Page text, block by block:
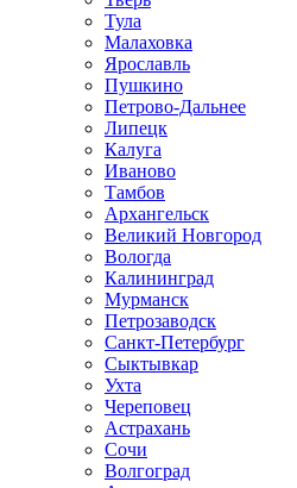
Тула
Малаховка
Ярославль
Пушкино
Петрово-Дальнее
Липецк
Калуга
Иваново
Тамбов
Архангельск
Великий Новгород
Вологда
Калининград
Мурманск
Петрозаводск
Санкт-Петербург
Сыктывкар
Ухта
Череповец
Астрахань
Сочи
Волгоград